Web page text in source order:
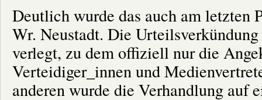
Deutlich wurde das auch am letzten
Wr. Neustadt. Die
verlegt, zu dem offiziell nur die
Verteidiger_innen und
anderen wurde die Verhandlung auf